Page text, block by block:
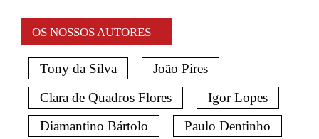
OS NOSSOS AUTORES
Tony da Silva
João Pires
Clara de Quadros Flores
Igor Lopes
Diamantino Bártolo
Paulo Dentinho